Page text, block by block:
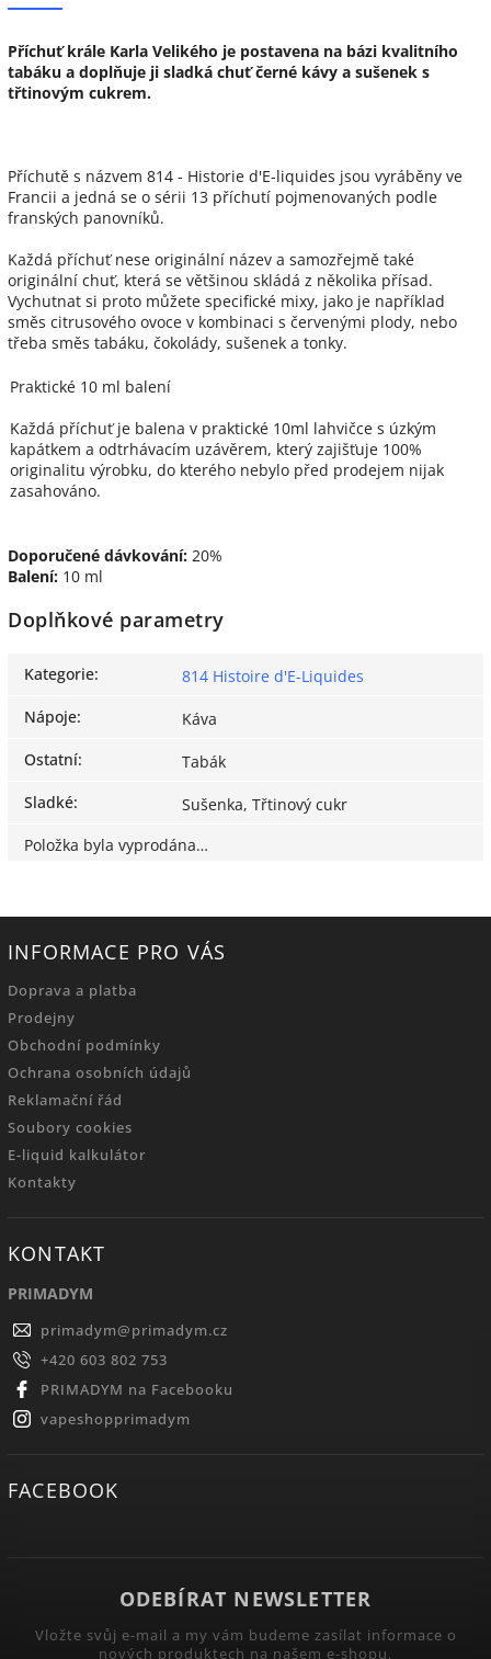
Příchuť krále Karla Velikého je postavena na bázi kvalitního
tabáku a doplňuje ji sladká chuť černé kávy a sušenek s
třtinovým cukrem.
Příchutě s názvem 814 - Historie d'E-liquides jsou vyráběny ve
Francii a jedná se o sérii 13 příchutí pojmenovaných podle
franských panovníků.
Každá příchuť nese originální název a samozřejmě také
originální chuť, která se většinou skládá z několika přísad.
Vychutnat si proto můžete specifické mixy, jako je například
směs citrusového ovoce v kombinaci s červenými plody, nebo
třeba směs tabáku, čokolády, sušenek a tonky.
Praktické 10 ml balení
Každá příchuť je balena v praktické 10ml lahvičce s úzkým
kapátkem a odtrhávacím uzávěrem, který zajišťuje 100%
originalitu výrobku, do kterého nebylo před prodejem nijak
zasahováno.
Doporučené dávkování: 20%
Balení: 10 ml
Doplňkové parametry
Kategorie:
814 Histoire d'E-Liquides
Nápoje:
Káva
Ostatní:
Tabák
Sladké:
Sušenka, Třtinový cukr
Položka byla vyprodána…
INFORMACE PRO VÁS
Doprava a platba
Prodejny
Obchodní podmínky
Ochrana osobních údajů
Reklamační řád
Soubory cookies
E-liquid kalkulátor
Kontakty
KONTAKT
PRIMADYM
primadym@primadym.cz
+420 603 802 753
PRIMADYM na Facebooku
vapeshopprimadym
FACEBOOK
ODEBÍRAT NEWSLETTER
Vložte svůj e-mail a my vám budeme zasílat informace o
nových produktech na našem e-shopu.